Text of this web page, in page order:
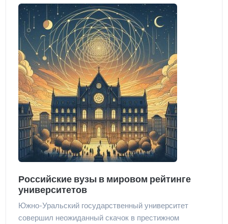
Российские вузы в мировом рейтинге
университетов
Южно-Уральский государственный университет
совершил неожиданный скачок в престижном